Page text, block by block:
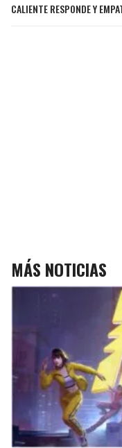
CALIENTE RESPONDE Y
MÁS NOTICIAS